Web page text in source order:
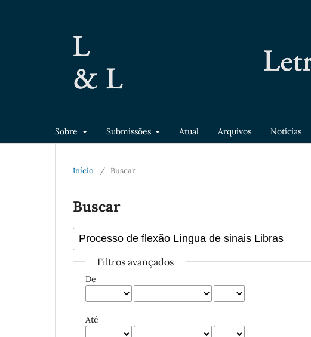
Sobre Submissões Atual Arquivos Notícias
Início / Buscar
Buscar
Filtros avançados
De
Até